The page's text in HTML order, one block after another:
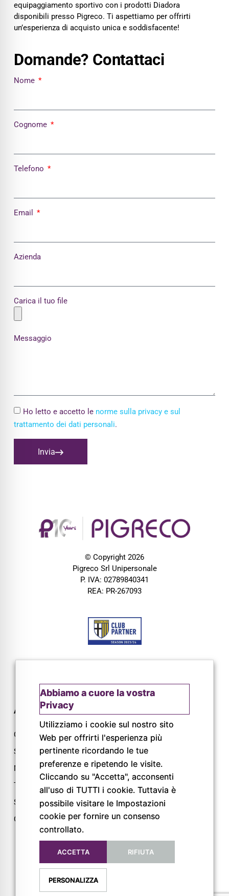
equipaggiamento sportivo con i prodotti Diadora
disponibili presso Pigreco. Ti aspettiamo per offrirti
un’esperienza di acquisto unica e soddisfacente!
Domande? Contattaci
Nome
Cognome
Telefono
Email
Azienda
Carica il tuo file
Messaggio
Ho letto e accetto le norme sulla privacy e sul
trattamento dei dati personali.
Invia
© Copyright 2026
Pigreco Srl Unipersonale
P. IVA: 02789840341
REA: PR-267093
AZIENDA
Chi siamo
Servizi
Magazine
Trail
Shop
Cataloghi
Via L. Lama, 2
43044 Lemignano PR
Tel: 0521 805945
Mail:
info@pigrecoservizi.it
Richiedi un preventivo
FOLLOW US
Abbiamo a cuore la vostra
Privacy
Utilizziamo i cookie sul nostro sito
Web per offrirti l'esperienza più
pertinente ricordando le tue
preferenze e ripetendo le visite.
Cliccando su "Accetta", acconsenti
all'uso di TUTTI i cookie. Tuttavia è
possibile visitare le Impostazioni
cookie per fornire un consenso
controllato.
ACCETTA RIFIUTA
PERSONALIZZA